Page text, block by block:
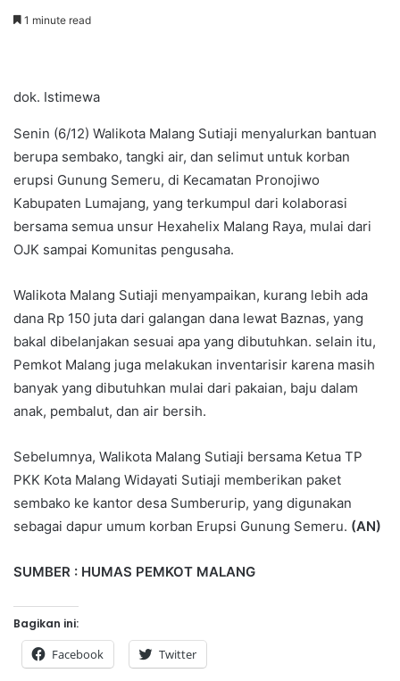
1 minute read
dok. Istimewa
Senin (6/12) Walikota Malang Sutiaji menyalurkan bantuan
berupa sembako, tangki air, dan selimut untuk korban
erupsi Gunung Semeru, di Kecamatan Pronojiwo
Kabupaten Lumajang, yang terkumpul dari kolaborasi
bersama semua unsur Hexahelix Malang Raya, mulai dari
OJK sampai Komunitas pengusaha.
Walikota Malang Sutiaji menyampaikan, kurang lebih ada
dana Rp 150 juta dari galangan dana lewat Baznas, yang
bakal dibelanjakan sesuai apa yang dibutuhkan. selain itu,
Pemkot Malang juga melakukan inventarisir karena masih
banyak yang dibutuhkan mulai dari pakaian, baju dalam
anak, pembalut, dan air bersih.
Sebelumnya, Walikota Malang Sutiaji bersama Ketua TP
PKK Kota Malang Widayati Sutiaji memberikan paket
sembako ke kantor desa Sumberurip, yang digunakan
sebagai dapur umum korban Erupsi Gunung Semeru. (AN)
SUMBER : HUMAS PEMKOT MALANG
Bagikan ini:
Facebook Twitter